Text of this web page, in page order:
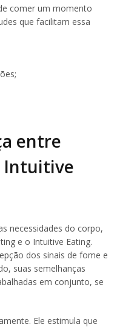
comer um momento
que facilitam essa
entre
Intuitive
necessidades do corpo,
e o Intuitive Eating.
dos sinais de fome e
suas semelhanças
em conjunto, se
Ele estimula que